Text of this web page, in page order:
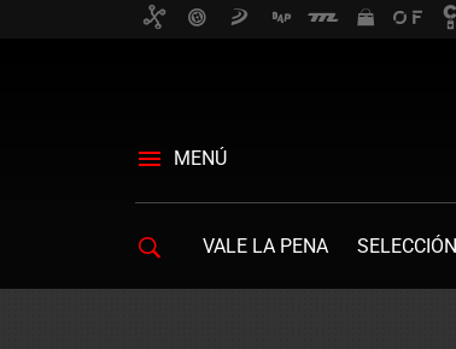
MENÚ
VALE LA PENA SELECCIÓN